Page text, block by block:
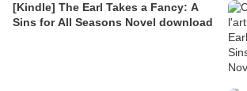
[Kindle] The Earl Takes a Fancy: A
Sins for All Seasons Novel download